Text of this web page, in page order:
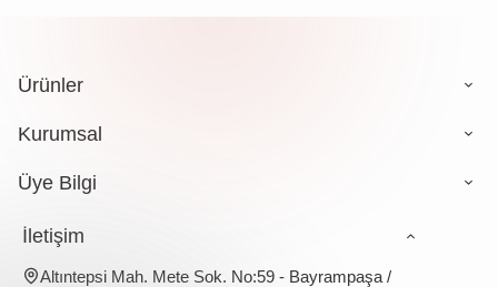
Ürünler
Kurumsal
Üye Bilgi
İletişim
Altıntepsi Mah. Mete Sok. No:59 - Bayrampaşa /